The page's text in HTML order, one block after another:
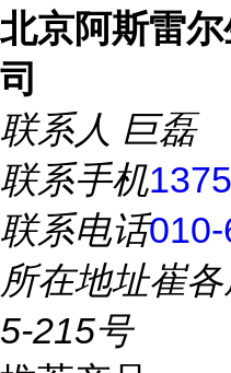
北京阿斯雷
司
联系人 巨磊
联系手机
联系电话
所在地址崔
5-215号